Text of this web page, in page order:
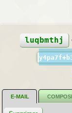
luqbmthj
E-MAIL